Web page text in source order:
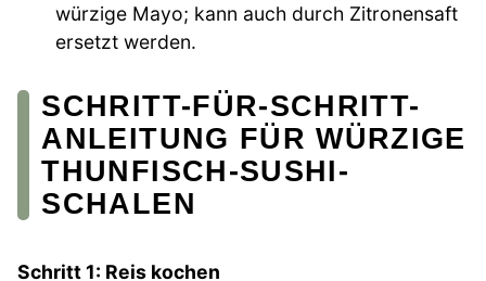
würzige Mayo; kann auch durch Zitronensaft
ersetzt werden.
SCHRITT-FÜR-SCHRITT-
ANLEITUNG FÜR WÜRZIGE
THUNFISCH-SUSHI-
SCHALEN
Schritt 1: Reis kochen